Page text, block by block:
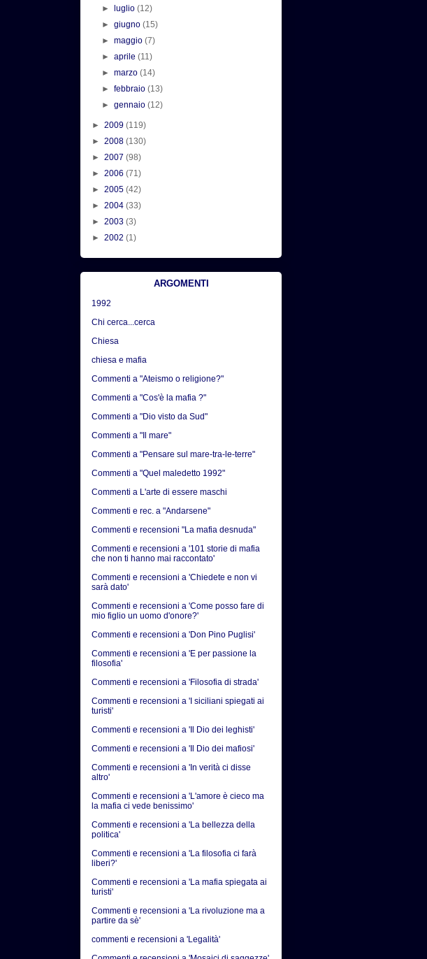
►
luglio(12)
►giugno(15)
►maggio(7)
►aprile(11)
►marzo(14)
►febbraio(13)
►gennaio(12)
► 2009 (119)
► 2008 (130)
► 2007 (98)
► 2006 (71)
► 2005 (42)
► 2004 (33)
► 2003 (3)
► 2002 (1)
ARGOMENTI
1992
Chi cerca...cerca
Chiesa
chiesa e mafia
Commenti a "Ateismo o religione?"
Commenti a "Cos'è la mafia ?"
Commenti a "Dio visto da Sud"
Commenti a "Il mare"
Commenti a "Pensare sul mare-tra-le-terre"
Commenti a "Quel maledetto 1992"
Commenti a L'arte di essere maschi
Commenti e rec. a "Andarsene"
Commenti e recensioni "La mafia desnuda"
Commenti e recensioni a '101 storie di mafia
che non ti hanno mai raccontato'
Commenti e recensioni a 'Chiedete e non vi
sarà dato'
Commenti e recensioni a 'Come posso fare di
mio figlio un uomo d'onore?'
Commenti e recensioni a 'Don Pino Puglisi'
Commenti e recensioni a 'E per passione la
filosofia'
Commenti e recensioni a 'Filosofia di strada'
Commenti e recensioni a 'I siciliani spiegati ai
turisti'
Commenti e recensioni a 'Il Dio dei leghisti'
Commenti e recensioni a 'Il Dio dei mafiosi'
Commenti e recensioni a 'In verità ci disse
altro'
Commenti e recensioni a 'L'amore è cieco ma
la mafia ci vede benissimo'
Commenti e recensioni a 'La bellezza della
politica'
Commenti e recensioni a 'La filosofia ci farà
liberi?'
Commenti e recensioni a 'La mafia spiegata ai
turisti'
Commenti e recensioni a 'La rivoluzione ma a
partire da sè'
commenti e recensioni a 'Legalità'